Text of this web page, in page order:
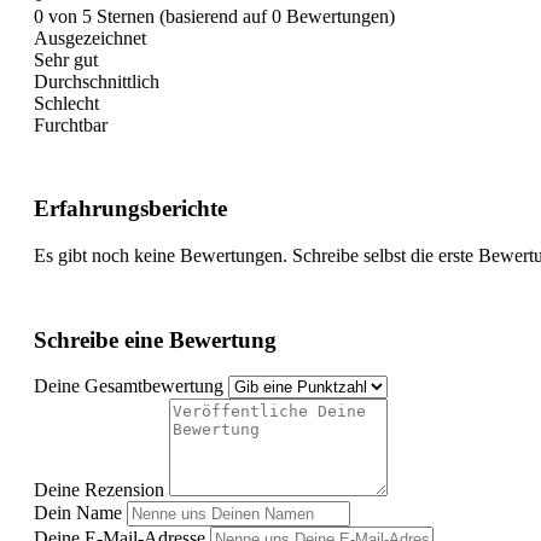
0 von 5 Sternen (basierend auf 0 Bewertungen)
Ausgezeichnet
Sehr gut
Durchschnittlich
Schlecht
Furchtbar
Erfahrungsberichte
Es gibt noch keine Bewertungen. Schreibe selbst die erste
Schreibe eine Bewertung
Deine Gesamtbewertung
Deine Rezension
Dein Name